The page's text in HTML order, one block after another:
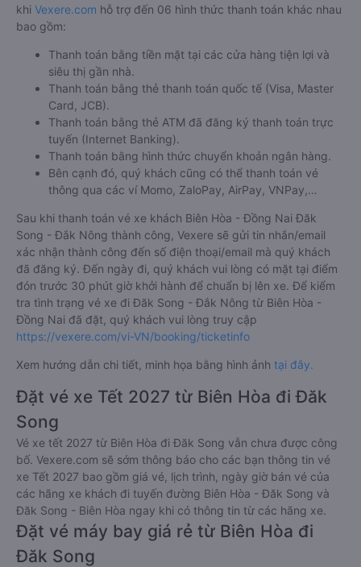
khi Vexere.com hỗ trợ đến 06 hình thức thanh toán khác nhau
bao gồm:
Thanh toán bằng tiền mặt tại các cửa hàng tiện lợi và
siêu thị gần nhà.
Thanh toán bằng thẻ thanh toán quốc tế (Visa, Master
Card, JCB).
Thanh toán bằng thẻ ATM đã đăng ký thanh toán trực
tuyến (Internet Banking).
Thanh toán bằng hình thức chuyển khoản ngân hàng.
Bên cạnh đó, quý khách cũng có thể thanh toán vé
thông qua các ví Momo, ZaloPay, AirPay, VNPay,…
Sau khi thanh toán vé xe khách Biên Hòa - Đồng Nai Đăk
Song - Đắk Nông thành công, Vexere sẽ gửi tin nhắn/email
xác nhận thành công đến số điện thoại/email mà quý khách
đã đăng ký. Đến ngày đi, quý khách vui lòng có mặt tại điểm
đón trước 30 phút giờ khởi hành để chuẩn bị lên xe. Để kiểm
tra tình trạng vé xe đi Đăk Song - Đắk Nông từ Biên Hòa -
Đồng Nai đã đặt, quý khách vui lòng truy cập
https://vexere.com/vi-VN/booking/ticketinfo
Xem hướng dẫn chi tiết, minh họa bằng hình ảnh tại đây.
Đặt vé xe Tết 2027 từ Biên Hòa đi Đăk
Song
Vé xe tết 2027 từ Biên Hòa đi Đăk Song vẫn chưa được công
bố. Vexere.com sẽ sớm thông báo cho các bạn thông tin vé
xe Tết 2027 bao gồm giá vé, lịch trình, ngày giờ bán vé của
các hãng xe khách đi tuyến đường Biên Hòa - Đăk Song và
Đăk Song - Biên Hòa ngay khi có thông tin từ các hãng xe.
Đặt vé máy bay giá rẻ từ Biên Hòa đi
Đăk Song